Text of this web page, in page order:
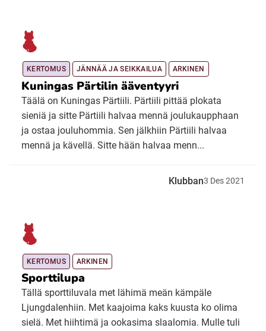
KERTOMUS JÄNNÄÄ JA SEIKKAILUA ARKINEN
Kuningas Pärtilin ääventyyri
Täälä on Kuningas Pärtiili. Pärtiili pittää plokata
sieniä ja sitte Pärtiili halvaa mennä joulukaupphaan
ja ostaa jouluhommia. Sen jälkhiin Pärtiili halvaa
mennä ja kävellä. Sitte hään halvaa menn...
Klubban3 Des2021
KERTOMUS ARKINEN
Sporttilupa
Tällä sporttiluvala met lähimä meän kämpäle
Ljungdalenhiin. Met kaajoima kaks kuusta ko olima
sielä. Met hiihtimä ja ookasima slaalomia. Mulle tuli